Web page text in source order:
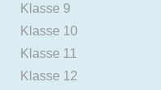
Klasse 9
Klasse 10
Klasse 11
Klasse 12